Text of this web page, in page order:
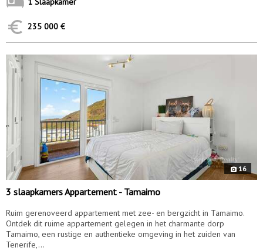
235 000 €
16
3 slaapkamers Appartement - Tamaimo
Ruim gerenoveerd appartement met zee- en bergzicht in Tamaimo.
Ontdek dit ruime appartement gelegen in het charmante dorp
Tamaimo, een rustige en authentieke omgeving in het zuiden van
Tenerife,...